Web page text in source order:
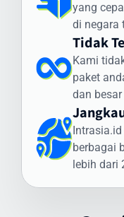
Jenis Dokumen
Dokumen legal dan
Sertifikat dan
Dokumen imigrasi
Dokumen
Dokumen teknis dan
Keunggulan
Pengiriman express
Kemasan khusus
yang
di negara
Tidak
Kami
paket
dan
berbagai
lebih dari